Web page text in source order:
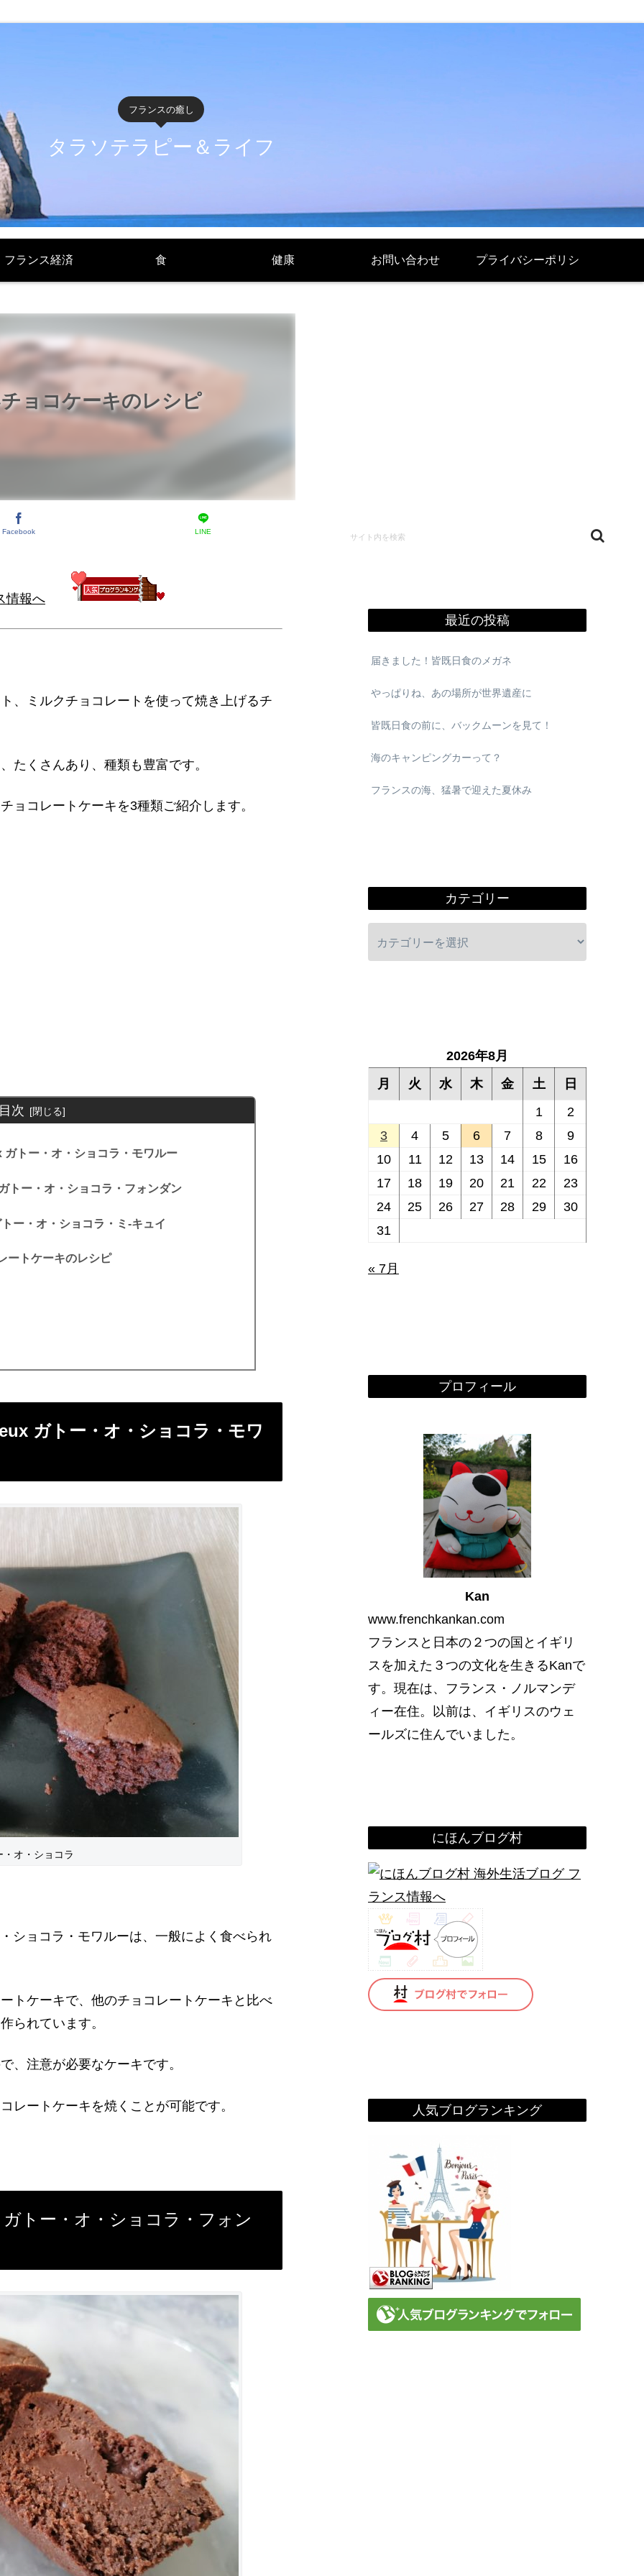
フランスの癒し
タラソテラピー＆ライフ
フランス経済 食 健康 お問い合わせ プライバシーポリシ
ョコケーキのレシピ
Facebook LINE
、ミルクチョコレートを使って焼き上げるチ
たくさんあり、種類も豊富です。
ョコレートケーキを3種類ご紹介します。
次
トー・オ・ショコラ・モワルー
ー・オ・ショコラ・フォンダン
ー・オ・ショコラ・ミ-キュイ
ートケーキのレシピ
ガトー・オ・ショコラ・モワ
・オ・ショコラ
ショコラ・モワルーは、一般によく食べられ
トケーキで、他のチョコレートケーキと比べ
られています。
、注意が必要なケーキです。
レートケーキを焼くことが可能です。
トー・オ・ショコラ・フォン
最近の投稿
届きました！皆既日食のメガネ
やっぱりね、あの場所が世界遺産に
皆既日食の前に、バックムーンを見て！
海のキャンピングカーって？
フランスの海、猛暑で迎えた夏休み
カテゴリー
2026年8月
月
火 水 木 金 土
日
1
2
3
4 5 6 7 8
9
10
11 12 13 14 15
16
17
18 19 20 21 22
23
24
25 26 27 28 29
30
31
« 7月
プロフィール
Kan
www.frenchkankan.com
フランスと日本の２つの国とイギリ
スを加えた３つの文化を生きるKanで
す。現在は、フランス・ノルマンデ
ィー在住。以前は、イギリスのウェ
ールズに住んでいました。
にほんブログ村
人気ブログランキング